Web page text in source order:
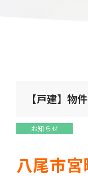
【戸建】物
お知らせ
八尾市